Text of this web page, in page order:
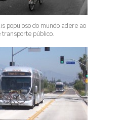
populoso do mundo adere ao
transporte público.